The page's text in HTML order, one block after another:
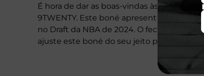
É hora de dar as boas-vindas às mais
9TWENTY. Este boné apresenta o mesmo
no Draft da NBA de 2024. O fechamento
ajuste este boné do seu jeito para o